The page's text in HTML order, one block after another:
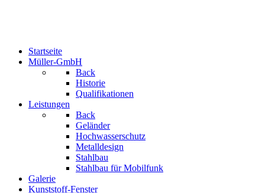
Startseite
Müller-GmbH
Back
Historie
Qualifikationen
Leistungen
Back
Geländer
Hochwasserschutz
Metalldesign
Stahlbau
Stahlbau für Mobilfunk
Galerie
Kunststoff-Fenster